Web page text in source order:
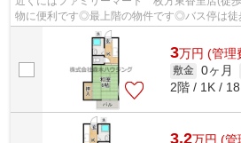
物に便利です◎最上階の物件です◎バス停は徒
っても持ち運びが楽です◎2駅利用可能な...
3万円 (管理
敷金 0ヶ月
2階 / 1K /
3.2万円 (管